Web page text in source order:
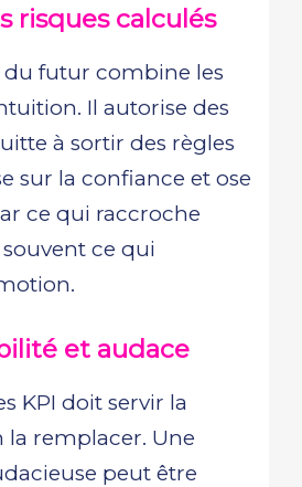
risques calculés
futur combine les
Il autorise des
à sortir des règles
sur la confiance et ose
ce qui raccroche
ce qui
et audace
KPI doit servir la
la remplacer. Une
peut être